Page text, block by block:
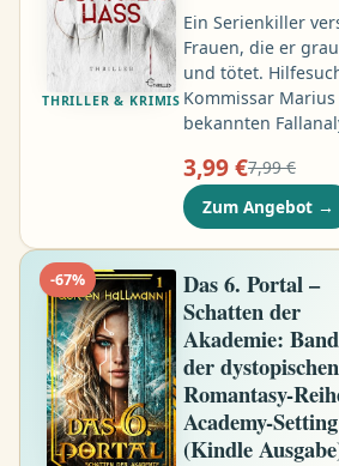
THRILLER & KRIMIS
Ein Serienkiller
Frauen, die er
und tötet.
Kommissar
bekannten
den Rollstuhl
Gemeinsam
Kriminalisten nach
Psyche des Täters
beginnen, seine
erahnen, holt der
Gegenschlag aus -
Wettlauf gegen
3,99 €7,99 €
Zum Angebot →
-67%
Das 6. Portal –
Schatten der
Akademie:
der dystopischen
Romantasy-
Academy-Setting
(Kindle